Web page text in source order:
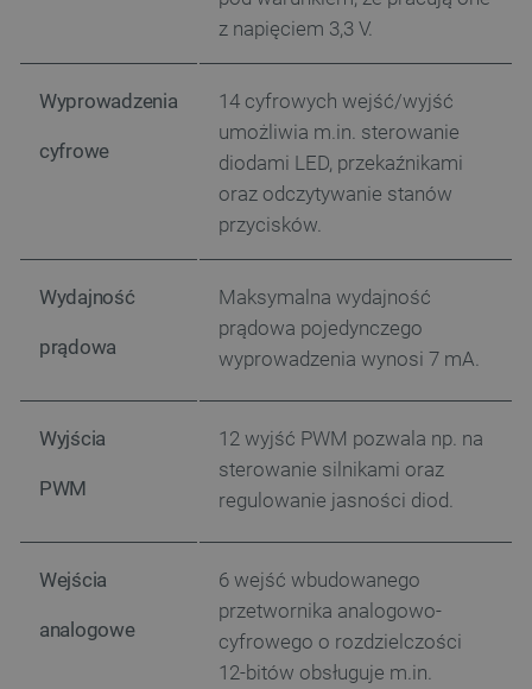
z napięciem 3,3 V.
Wyprowadzenia
cyfrowe
14 cyfrowych wejść/wyjść
umożliwia m.in. sterowanie
diodami LED, przekaźnikami
oraz odczytywanie stanów
przycisków.
Wydajność
prądowa
Maksymalna wydajność
prądowa pojedynczego
wyprowadzenia wynosi 7 mA.
Wyjścia
PWM
12 wyjść PWM pozwala np. na
sterowanie silnikami oraz
regulowanie jasności diod.
Wejścia
analogowe
6 wejść wbudowanego
przetwornika analogowo-
cyfrowego o rozdzielczości
12-bitów obsługuje m.in.